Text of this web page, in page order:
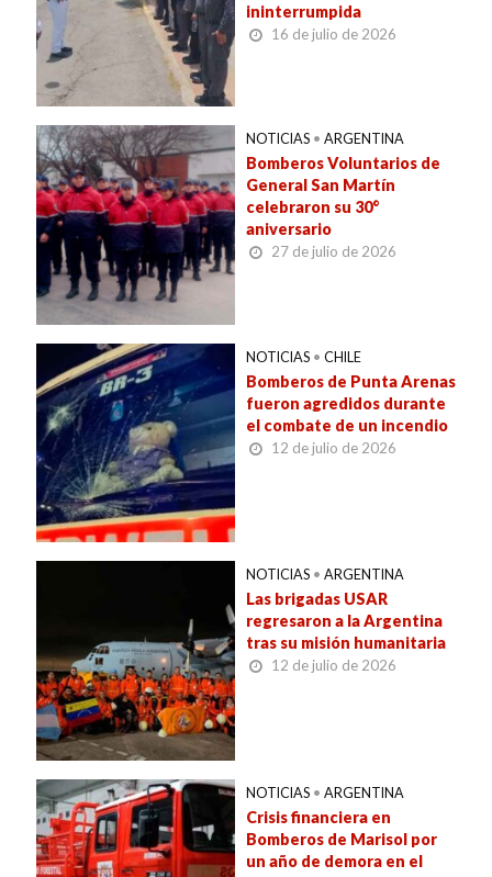
ininterrumpida
16 de julio de 2026
NOTICIAS • ARGENTINA
Bomberos Voluntarios de
General San Martín
celebraron su 30°
aniversario
27 de julio de 2026
NOTICIAS • CHILE
Bomberos de Punta Arenas
fueron agredidos durante
el combate de un incendio
12 de julio de 2026
NOTICIAS • ARGENTINA
Las brigadas USAR
regresaron a la Argentina
tras su misión humanitaria
12 de julio de 2026
NOTICIAS • ARGENTINA
Crisis financiera en
Bomberos de Marisol por
un año de demora en el